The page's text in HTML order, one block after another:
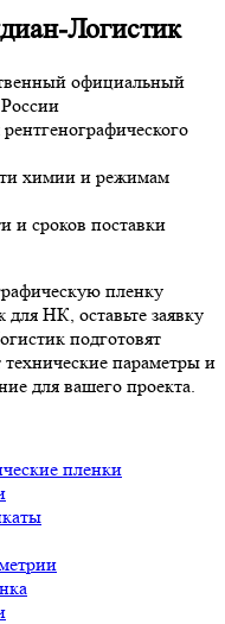
Логистик
официальный
химии и режимам
и сроков поставки
пленку
НК, оставьте заявку
подготовят
параметры и
для вашего проекта.
пленки